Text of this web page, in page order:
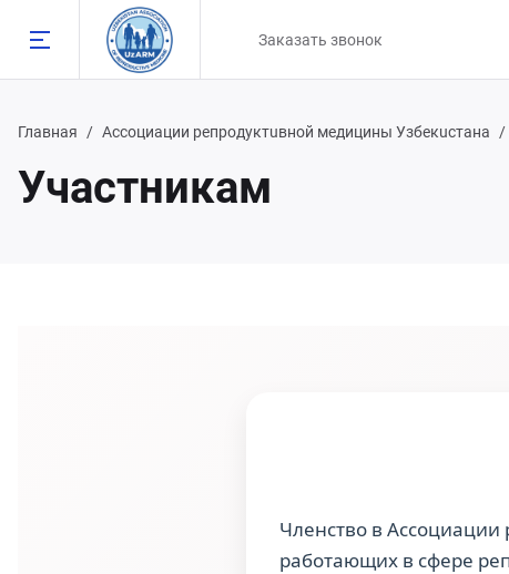
Заказать звонок
Главная Ассоциации репродуктuвной медицины Узбекuстана
Участникам
Членство в Ассоциации
работающих в сфере